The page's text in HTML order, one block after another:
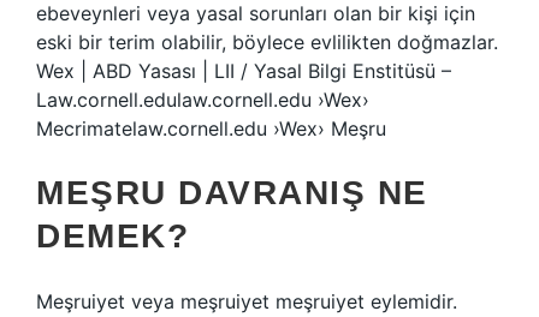
ebeveynleri veya yasal sorunları olan bir kişi için
eski bir terim olabilir, böylece evlilikten doğmazlar.
Wex | ABD Yasası | LII / Yasal Bilgi Enstitüsü –
Law.cornell.edulaw.cornell.edu ›Wex›
Mecrimatelaw.cornell.edu ›Wex› Meşru
MEŞRU DAVRANIŞ NE
DEMEK?
Meşruiyet veya meşruiyet meşruiyet eylemidir.